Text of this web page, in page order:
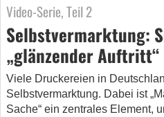
Video-Serie, Teil 2
Selbstvermarktung:
„glänzender Auftritt“
Viele Druckereien in
Selbstvermarktung. Dabei ist
Sache“ ein zentrales Element,